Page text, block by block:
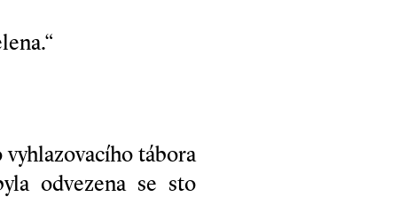
tábora
odvezena se sto